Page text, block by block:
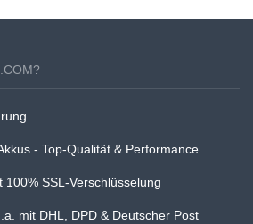
- Top-Qualität & Performance
100% SSL-Verschlüsselung
mit DHL, DPD & Deutscher Post